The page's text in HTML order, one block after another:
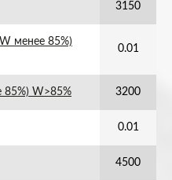
3150
менее 85%)
0.01
W>85% 3200
0.01
4500